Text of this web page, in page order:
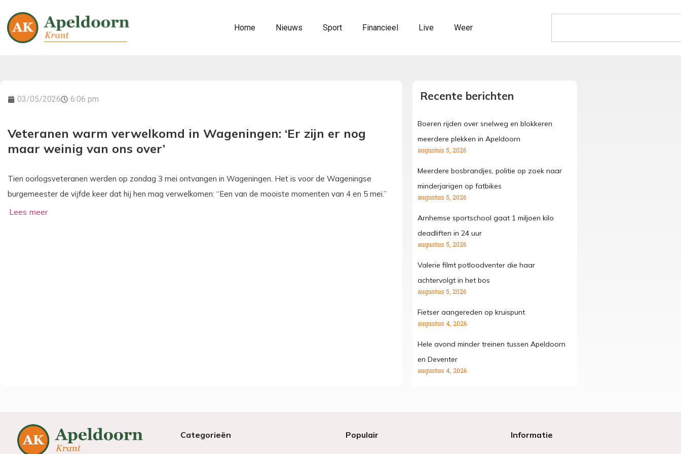
Home Nieuws Sport Financieel Live Weer
03/05/2026 6:06 pm
Veteranen warm verwelkomd in Wageningen: ‘Er zijn er nog
maar weinig van ons over’
Tien oorlogsveteranen werden op zondag 3 mei ontvangen in Wageningen. Het is voor de Wageningse
burgemeester de vijfde keer dat hij hen mag verwelkomen: “Een van de mooiste momenten van 4 en 5 mei.”
Recente berichten
Boeren rijden over snelweg en blokkeren
meerdere plekken in Apeldoorn
augustus 5, 2026
Meerdere bosbrandjes, politie op zoek naar
minderjarigen op fatbikes
augustus 5, 2026
Arnhemse sportschool gaat 1 miljoen kilo
deadliften in 24 uur
augustus 5, 2026
Valerie filmt potloodventer die haar
achtervolgt in het bos
augustus 5, 2026
Fietser aangereden op kruispunt
augustus 4, 2026
Hele avond minder treinen tussen Apeldoorn
en Deventer
augustus 4, 2026
Categorieën Populair Informatie